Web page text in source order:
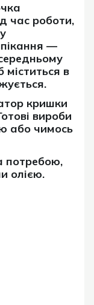
час роботи,
—
в
кришки
вироби
або чимось
потребою,
олією.